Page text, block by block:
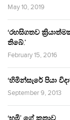
May 10, 2019
‘රහසිගතව
තිබේ.’
February 15, 2016
‘හිමින්සැරේ පියා
September 9, 2013